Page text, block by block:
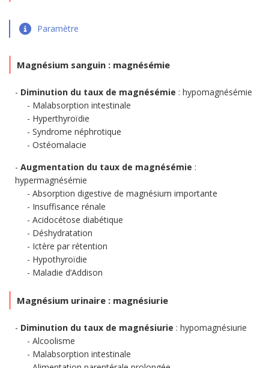
Paramètre
Magnésium sanguin : magnésémie
Diminution du taux de magnésémie : hypomagnésémie
Malabsorption intestinale
Hyperthyroïdie
Syndrome néphrotique
Ostéomalacie
Augmentation du taux de magnésémie :
hypermagnésémie
Absorption digestive de magnésium importante
Insuffisance rénale
Acidocétose diabétique
Déshydratation
Ictère par rétention
Hypothyroïdie
Maladie d’Addison
Magnésium urinaire : magnésiurie
Diminution du taux de magnésiurie : hypomagnésiurie
Alcoolisme
Malabsorption intestinale